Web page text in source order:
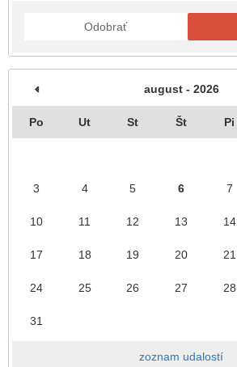
Odobrať
august - 2026
Po Ut St Št Pi
3 4 5 6 7
10 11 12 13 14
17 18 19 20 21
24 25 26 27 28
31
zoznam udalostí